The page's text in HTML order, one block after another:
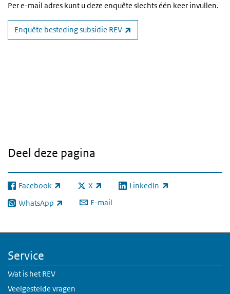
Per e-mail adres kunt u deze enquête slechts één keer invullen.
Enquête besteding subsidie REV
Deel deze pagina
Facebook
(externe link) X
(externe link) LinkedIn
(externe link)
WhatsApp
(externe link) E-mail
Service
Wat is het REV
Veelgestelde vragen